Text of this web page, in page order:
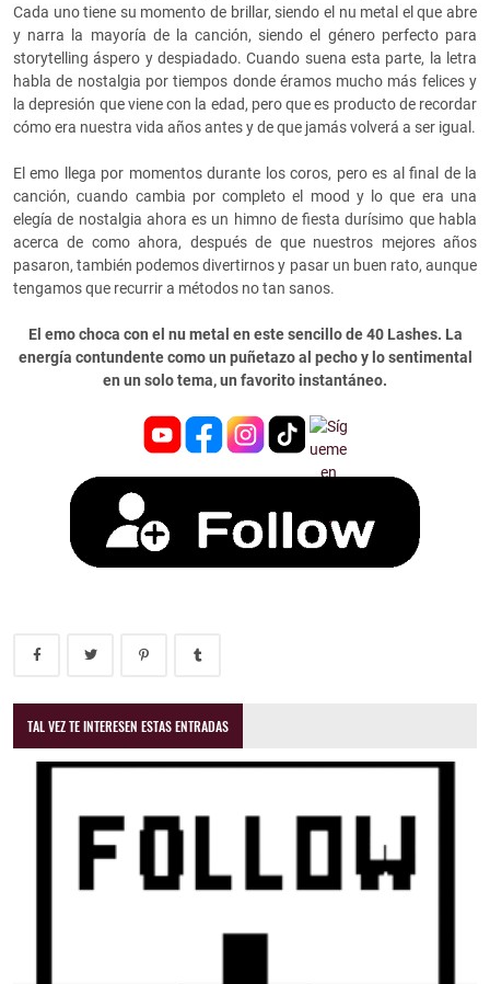
Cada uno tiene su momento de brillar, siendo el nu metal el que abre
y narra la mayoría de la canción, siendo el género perfecto para
storytelling áspero y despiadado. Cuando suena esta parte, la letra
habla de nostalgia por tiempos donde éramos mucho más felices y
la depresión que viene con la edad, pero que es producto de recordar
cómo era nuestra vida años antes y de que jamás volverá a ser igual.
El emo llega por momentos durante los coros, pero es al final de la
canción, cuando cambia por completo el mood y lo que era una
elegía de nostalgia ahora es un himno de fiesta durísimo que habla
acerca de como ahora, después de que nuestros mejores años
pasaron, también podemos divertirnos y pasar un buen rato, aunque
tengamos que recurrir a métodos no tan sanos.
El emo choca con el nu metal en este sencillo de 40 Lashes. La
energía contundente como un puñetazo al pecho y lo sentimental
en un solo tema, un favorito instantáneo.
TAL VEZ TE INTERESEN ESTAS ENTRADAS